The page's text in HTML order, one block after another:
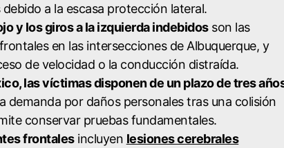
a la escasa protección lateral.
y los giros a la izquierda indebidosson las
en las intersecciones de Albuquerque, y
de velocidad o la conducción distraída.
las víctimas disponen de un plazo de tres
demanda por daños personales tras una colisión
conservar pruebas fundamentales.
frontalesincluyen lesiones cerebrales